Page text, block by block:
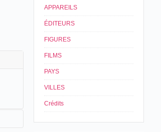
APPAREILS
ÉDITEURS
FIGURES
FILMS
PAYS
VILLES
Crédits